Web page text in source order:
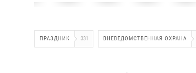
ПРАЗДНИК 331 ВНЕВЕДОМСТВЕННАЯ ОХРАНА